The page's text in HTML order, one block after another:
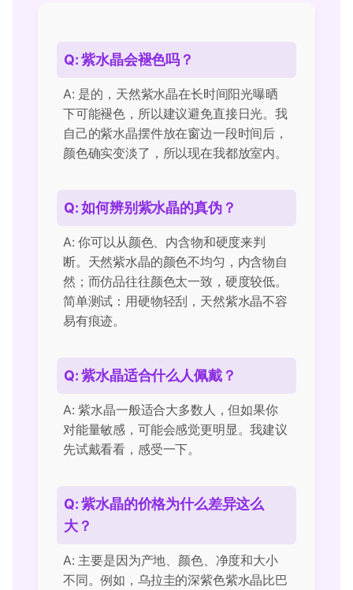
Q: 紫水晶会褪色吗？
A: 是的，天然紫水晶在长时间阳光曝晒
下可能褪色，所以建议避免直接日光。我
自己的紫水晶摆件放在窗边一段时间后，
颜色确实变淡了，所以现在我都放室内。
Q: 如何辨别紫水晶的真伪？
A: 你可以从颜色、内含物和硬度来判
断。天然紫水晶的颜色不均匀，内含物自
然；而仿品往往颜色太一致，硬度较低。
简单测试：用硬物轻刮，天然紫水晶不容
易有痕迹。
Q: 紫水晶适合什么人佩戴？
A: 紫水晶一般适合大多数人，但如果你
对能量敏感，可能会感觉更明显。我建议
先试戴看看，感受一下。
Q: 紫水晶的价格为什么差异这么
大？
A: 主要是因为产地、颜色、净度和大小
不同。例如，乌拉圭的深紫色紫水晶比巴